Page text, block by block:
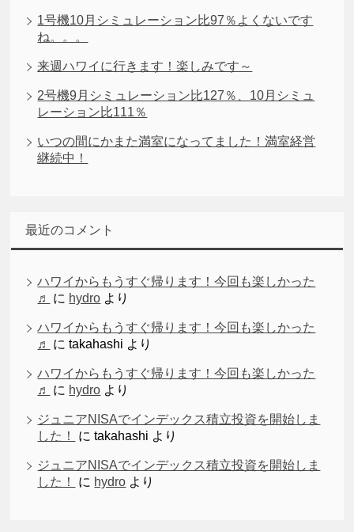
1号機10月シミュレーション比97％よくないです
ね。。。
来週ハワイに行きます！楽しみです～
2号機9月シミュレーション比127％、10月シミュ
レーション比111％
いつの間にかまた満室になってました！満室経営
継続中！
最近のコメント
ハワイからもうすぐ帰ります！今回も楽しかった
♬
に hydro より
ハワイからもうすぐ帰ります！今回も楽しかった
♬
にtakahashi より
ハワイからもうすぐ帰ります！今回も楽しかった
♬
に hydro より
ジュニアNISAでインデックス積立投資を開始しま
した！
にtakahashi より
ジュニアNISAでインデックス積立投資を開始しま
した！
に hydro より